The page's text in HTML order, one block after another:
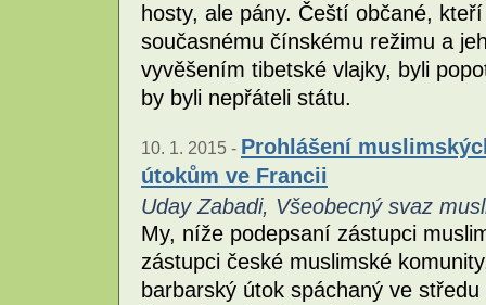
hosty, ale pány. Čeští občané,
současnému čínskému režimu a
vyvěšením tibetské vlajky, byli
by byli nepřáteli státu.
10. 1. 2015 - Prohlášení
útokům ve Francii
Uday Zabadi, Všeobecný svaz
My, níže podepsaní zástupci
zástupci české muslimské
barbarský útok spáchaný ve